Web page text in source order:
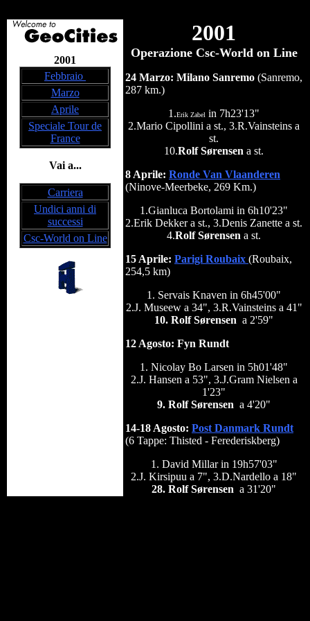
2001
Febbraio
Marzo
Aprile
Speciale Tour de
France
Vai a...
Carriera
Undici anni di
successi
Csc-World on Line
2001
Operazione Csc-World on Line
24 Marzo: Milano Sanremo (Sanremo,
287 km.)
1.Erik Zabel in 7h23'13"
2.Mario Cipollini a st., 3.R.Vainsteins a
st.
10.Rolf Sørensen a st.
8 Aprile: Ronde Van Vlaanderen
(Ninove-Meerbeke, 269 Km.)
1.Gianluca Bortolami in 6h10'23"
2.Erik Dekker a st., 3.Denis Zanette a st.
4.Rolf Sørensen a st.
15 Aprile: Parigi Roubaix (Roubaix,
254,5 km)
1. Servais Knaven in 6h45'00"
2.J. Museew a 34", 3.R.Vainsteins a 41"
10. Rolf Sørensen a 2'59"
12 Agosto: Fyn Rundt
1. Nicolay Bo Larsen in 5h01'48"
2.J. Hansen a 53", 3.J.Gram Nielsen a
1'23"
9. Rolf Sørensen a 4'20"
14-18 Agosto: Post Danmark Rundt
(6 Tappe: Thisted - Ferederiskberg)
1. David Millar in 19h57'03"
2.J. Kirsipuu a 7", 3.D.Nardello a 18"
28. Rolf Sørensen a 31'20"